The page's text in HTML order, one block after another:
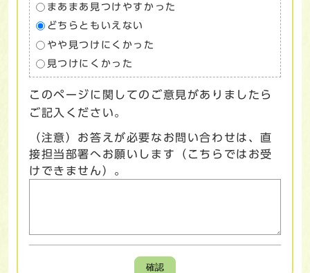
まあまあ見つけやすかった
どちらともいえない
やや見つけにくかった
見つけにくかった
このページに関してのご意見がありましたら
ご記入ください。
（注意）お答えが必要なお問い合わせは、直
接担当部署へお願いします（こちらではお受
けできません）。
確認